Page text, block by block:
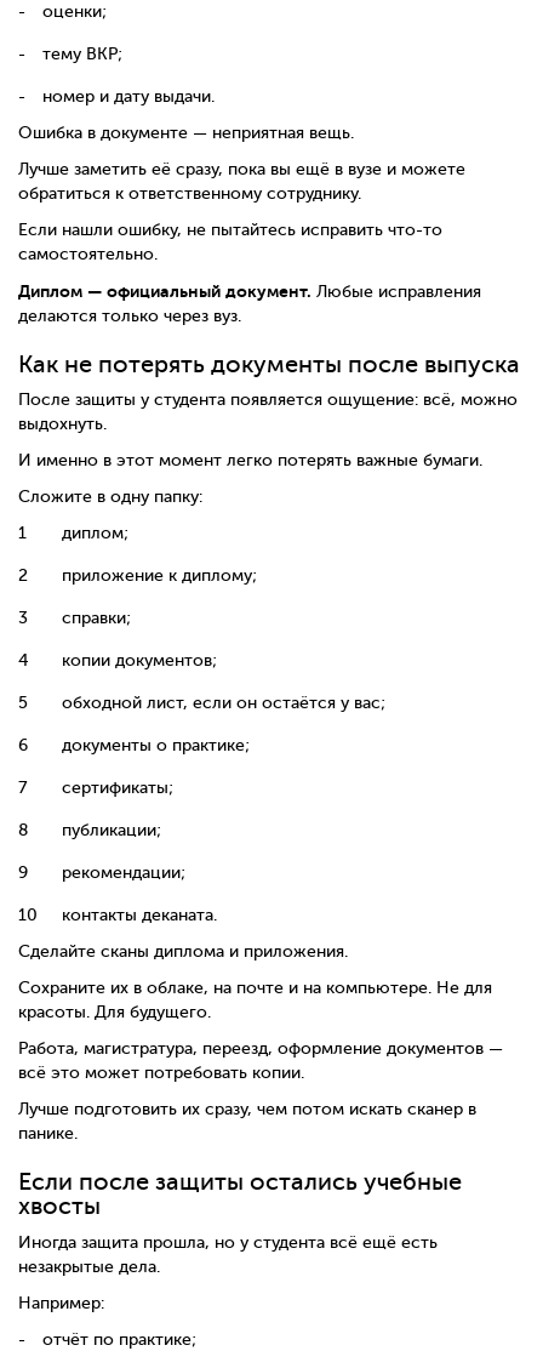
оценки;
тему ВКР;
номер и дату выдачи.
Ошибка в документе — неприятная вещь.
Лучше заметить её сразу, пока вы ещё в вузе и можете
обратиться к ответственному сотруднику.
Если нашли ошибку, не пытайтесь исправить что-то
самостоятельно.
Диплом — официальный документ. Любые исправления
делаются только через вуз.
Как не потерять документы после выпуска
После защиты у студента появляется ощущение: всё, можно
выдохнуть.
И именно в этот момент легко потерять важные бумаги.
Сложите в одну папку:
диплом;
приложение к диплому;
справки;
копии документов;
обходной лист, если он остаётся у вас;
документы о практике;
сертификаты;
публикации;
рекомендации;
контакты деканата.
Сделайте сканы диплома и приложения.
Сохраните их в облаке, на почте и на компьютере. Не для
красоты. Для будущего.
Работа, магистратура, переезд, оформление документов —
всё это может потребовать копии.
Лучше подготовить их сразу, чем потом искать сканер в
панике.
Если после защиты остались учебные
хвосты
Иногда защита прошла, но у студента всё ещё есть
незакрытые дела.
Например:
отчёт по практике;